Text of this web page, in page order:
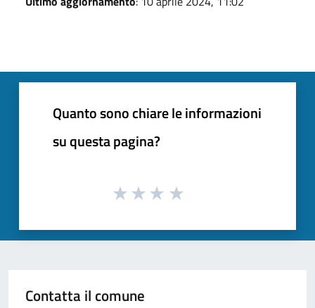
Quanto sono chiare le informazioni
su questa pagina?
Contatta il comune